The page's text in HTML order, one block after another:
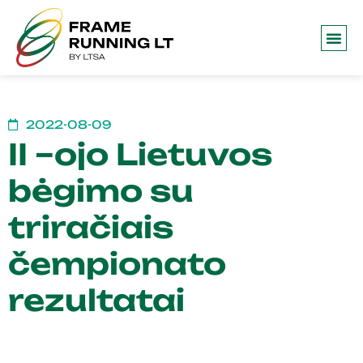
2022-08-09
II –ojo Lietuvos
bėgimo su
triračiais
čempionato
rezultatai